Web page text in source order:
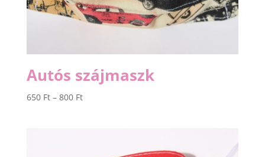
Autós szájmaszk
650 Ft – 800 FtÁrtartomány: